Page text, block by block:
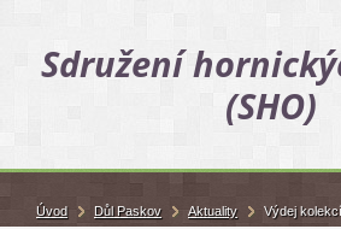
Sdružení
(SHO)
Úvod Důl Paskov Aktuality Výdej kolekcí